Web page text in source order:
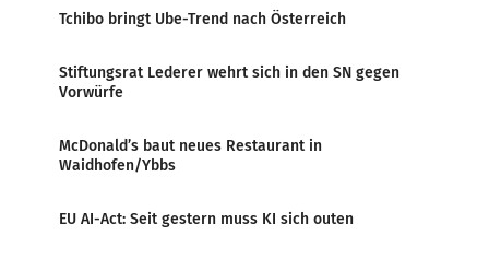
Tchibo bringt Ube-Trend nach Österreich
Stiftungsrat Lederer wehrt sich in den SN gegen
Vorwürfe
McDonald’s baut neues Restaurant in
Waidhofen/Ybbs
EU AI-Act: Seit gestern muss KI sich outen